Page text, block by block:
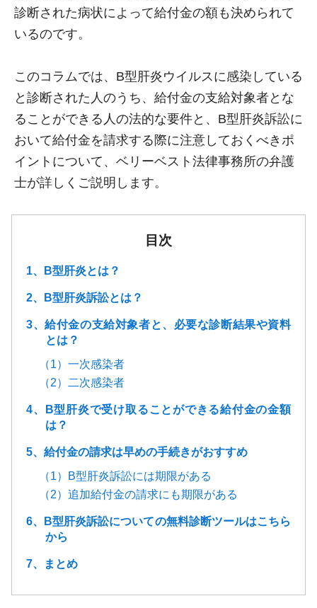
診断された病状によって給付金の額も決められて
いるのです。
このコラムでは、B型肝炎ウイルスに感染している
と診断された人のうち、給付金の支給対象者とな
ることができる人の法的な要件と、B型肝炎訴訟に
おいて給付金を請求する際に注意しておくべきポ
イントについて、ベリーベスト法律事務所の弁護
士が詳しくご説明します。
目次
1、B型肝炎とは？
2、B型肝炎訴訟とは？
3、給付金の支給対象者と、必要な診断結果や資料
とは？
（1）一次感染者
（2）二次感染者
4、B型肝炎で受け取ることができる給付金の金額
は？
5、給付金の請求は早めの手続きがおすすめ
（1）B型肝炎訴訟には期限がある
（2）追加給付金の請求にも期限がある
6、B型肝炎訴訟についての無料診断ツールはこちら
から
7、まとめ